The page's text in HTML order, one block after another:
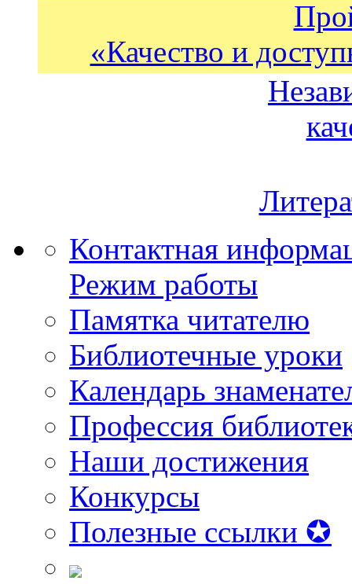
«Качество и
Контактная
Режим работы
Памятка читателю
Библиотечные уроки
Календарь
Профессия
Наши достижения
Конкурсы
Полезные ссылки ✪